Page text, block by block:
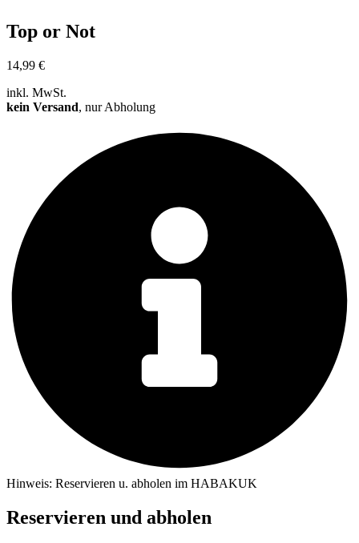
Top or Not
14,99 €
inkl. MwSt.
kein Versand, nur Abholung
Hinweis: Reservieren u. abholen im HABAKUK
Reservieren und abholen